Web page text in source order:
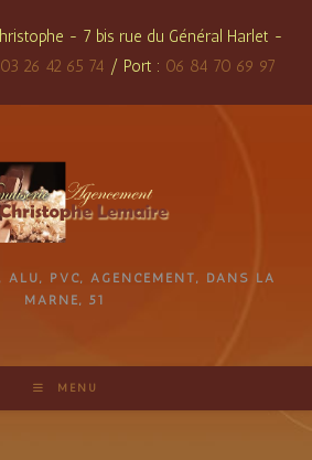
- 7 bis rue du Général Harlet -
03 26 42 65 74 / Port : 06 84 70 69 97
ALU, PVC, AGENCEMENT, DANS LA
MARNE, 51
MENU